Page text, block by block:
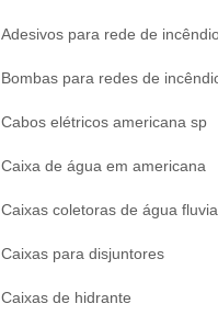
Adesivos para rede de
Bombas para redes de
Cabos elétricos americana sp
Caixa de água em americana
Caixas coletoras de água
Caixas para disjuntores
Caixas de hidrante